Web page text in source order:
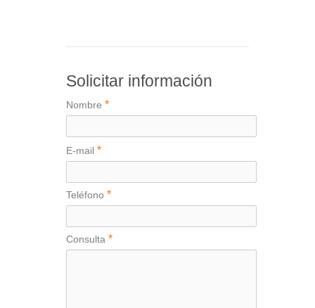
Solicitar información
Nombre *
E-mail *
Teléfono *
Consulta *